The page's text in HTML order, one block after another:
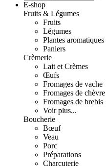
E-shop
Fruits & Légumes
Fruits
Légumes
Plantes aromatiques
Paniers
Crèmerie
Lait et Crèmes
Œufs
Fromages de vache
Fromages de chèvre
Fromages de brebis
Voir plus...
Boucherie
Bœuf
Veau
Porc
Préparations
Charcuterie